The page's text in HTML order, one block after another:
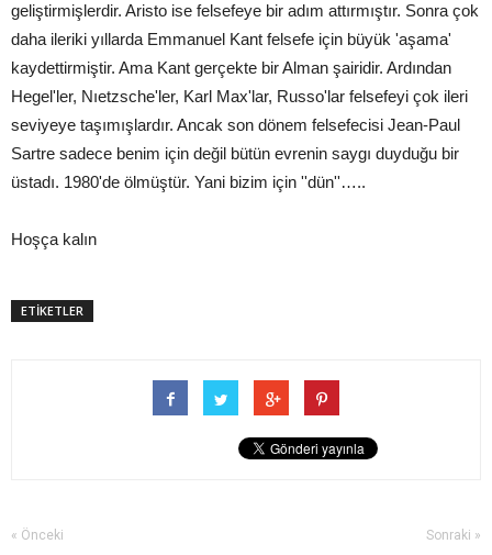
geliştirmişlerdir. Aristo ise felsefeye bir adım attırmıştır. Sonra çok
daha ileriki yıllarda Emmanuel Kant felsefe için büyük 'aşama'
kaydettirmiştir. Ama Kant gerçekte bir Alman şairidir. Ardından
Hegel'ler, Nıetzsche'ler, Karl Max'lar, Russo'lar felsefeyi çok ileri
seviyeye taşımışlardır. Ancak son dönem felsefecisi Jean-Paul
Sartre sadece benim için değil bütün evrenin saygı duyduğu bir
üstadı. 1980'de ölmüştür. Yani bizim için ''dün''…..
Hoşça kalın
ETİKETLER
« Önceki Sonraki »